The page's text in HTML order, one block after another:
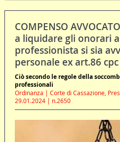
COMPENSO
a liquidare gli onorari
professionista si sia
personale ex art.86 cpc
Ciò secondo le regole della
professionali
Ordinanza | Corte di Cassazione,
29.01.2024 | n.2650